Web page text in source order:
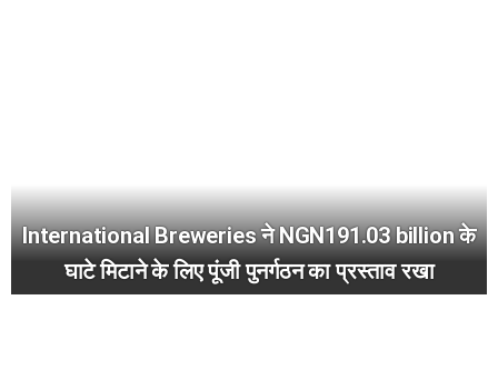
International Breweries ने NGN191.03 billion के
घाटे मिटाने के लिए पूंजी पुनर्गठन का प्रस्ताव रखा